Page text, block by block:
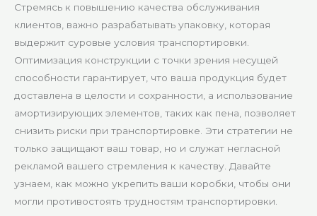
Стремясь к повышению качества обслуживания
клиентов, важно разрабатывать упаковку, которая
выдержит суровые условия транспортировки.
Оптимизация конструкции с точки зрения несущей
способности гарантирует, что ваша продукция будет
доставлена в целости и сохранности, а использование
амортизирующих элементов, таких как пена, позволяет
снизить риски при транспортировке. Эти стратегии не
только защищают ваш товар, но и служат негласной
рекламой вашего стремления к качеству. Давайте
узнаем, как можно укрепить ваши коробки, чтобы они
могли противостоять трудностям транспортировки.